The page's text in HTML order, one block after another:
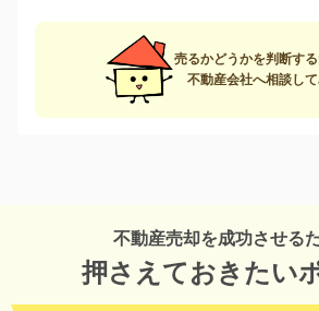
売るかどうかを判断する
不動産会社へ相談して
不動産売却を成功させるた
押さえておきたい